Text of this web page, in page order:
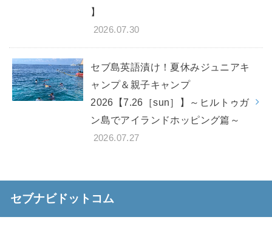
】
2026.07.30
セブ島英語漬け！夏休みジュニアキ
ャンプ＆親子キャンプ
2026【7.26［sun］】～ヒルトゥガ
ン島でアイランドホッピング篇～
2026.07.27
セブナビドットコム